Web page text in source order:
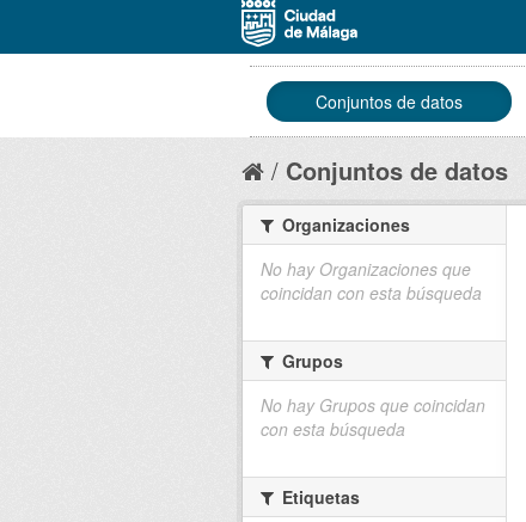
Conjuntos de datos
Conjuntos de datos
Organizaciones
No hay Organizaciones que
coincidan con esta búsqueda
Grupos
No hay Grupos que coincidan
con esta búsqueda
Etiquetas